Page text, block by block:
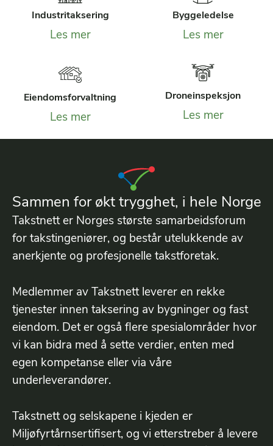
Industritaksering
Les mer
Byggeledelse
Les mer
Eiendomsforvaltning
Les mer
Droneinspeksjon
Les mer
Sammen for økt trygghet, i hele Norge
Takstnett er Norges største samarbeidsforum
for takstingeniører, og består utelukkende av
anerkjente og profesjonelle takstforetak.
Medlemmer av Takstnett leverer en rekke
tjenester innen taksering av bygninger og fast
eiendom. Det er også flere spesialområder hvor
vi kan bidra med å sette verdier, enten med
egen kompetanse eller via våre
underleverandører.
Takstnett og selskapene i kjeden er
Miljøfyrtårnsertifisert, og vi etterstreber å levere